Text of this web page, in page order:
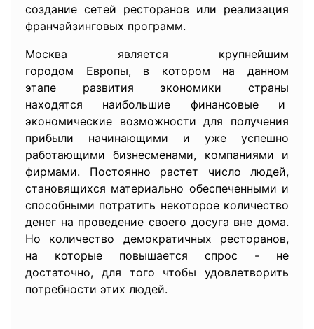
создание сетей ресторанов или реализация
франчайзинговых программ.
Москва является крупнейшим
городом Европы, в котором на данном
этапе развития экономики страны
находятся наибольшие финансовые и
экономические возможности для получения
прибыли начинающими и уже успешно
работающими бизнесменами, компаниями и
фирмами. Постоянно растет число людей,
становящихся материально обеспеченными и
способными потратить некоторое количество
денег на проведение своего досуга вне дома.
Но количество демократичных ресторанов,
на которые повышается спрос - не
достаточно, для того чтобы удовлетворить
потребности этих людей.